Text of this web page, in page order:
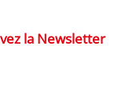
la Newsletter